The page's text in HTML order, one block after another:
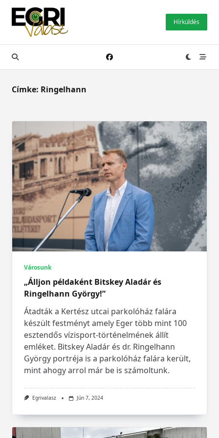
Skip
content
Hírküldés
Címke: Ringelhann
Városunk
„Álljon példaként Bitskey Aladár és
Ringelhann György!”
Átadták a Kertész utcai parkolóház falára
készült festményt amely Eger több mint 100
esztendős vízisport-történelmének állít
emléket. Bitskey Aladár és dr. Ringelhann
György portréja is a parkolóház falára került,
mint ahogy arrol már be is számoltunk.
Egrivalasz Jún 7, 2024